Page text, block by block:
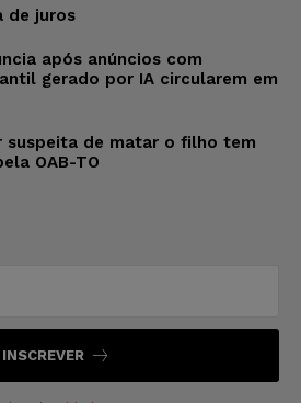
de juros
após anúncios com
gerado por IA circularem em
suspeita de matar o filho tem
OAB-TO
INSCREVER